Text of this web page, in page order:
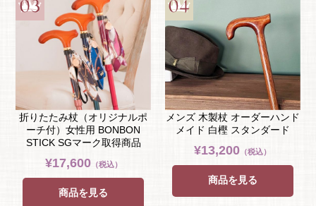
折りたたみ杖（オリジナルポ
ーチ付）女性用 BONBON
STICK SGマーク取得商品
¥17,600（税込）
商品を見る
メンズ 木製杖 オーダーハンド
メイド 白樫 スタンダード
¥13,200 （税込）
商品を見る